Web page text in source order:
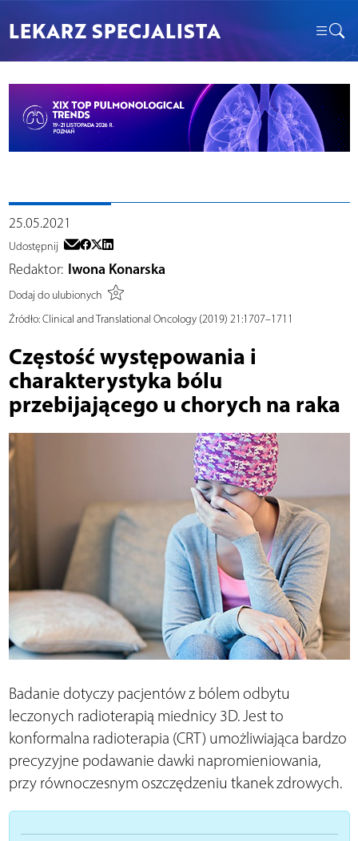
LEKARZ SPECJALISTA
25.05.2021
Udostępnij
Redaktor: Iwona Konarska
Dodaj do ulubionych
Źródło:Clinical and Translational Oncology (2019) 21:1707–1711
Częstość występowania i
charakterystyka bólu
przebijającego u chorych na raka
Badanie dotyczy pacjentów z bólem odbytu
leczonych radioterapią miednicy 3D. Jest to
konformalna radioterapia (CRT) umożliwiająca bardzo
precyzyjne podawanie dawki napromieniowania,
przy równoczesnym oszczędzeniu tkanek zdrowych.